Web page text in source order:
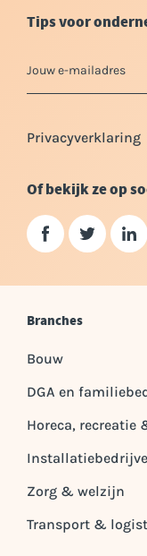
Tips voor
Privacyverklaring
Of bekijk ze op
Branches
Bouw
DGA en
Horeca, recreatie
Zorg & welzijn
Transport &